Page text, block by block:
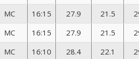
MC 16:15 27.9 21.5
MC 16:15 27.9 21.5
MC 16:10 28.4 22.1